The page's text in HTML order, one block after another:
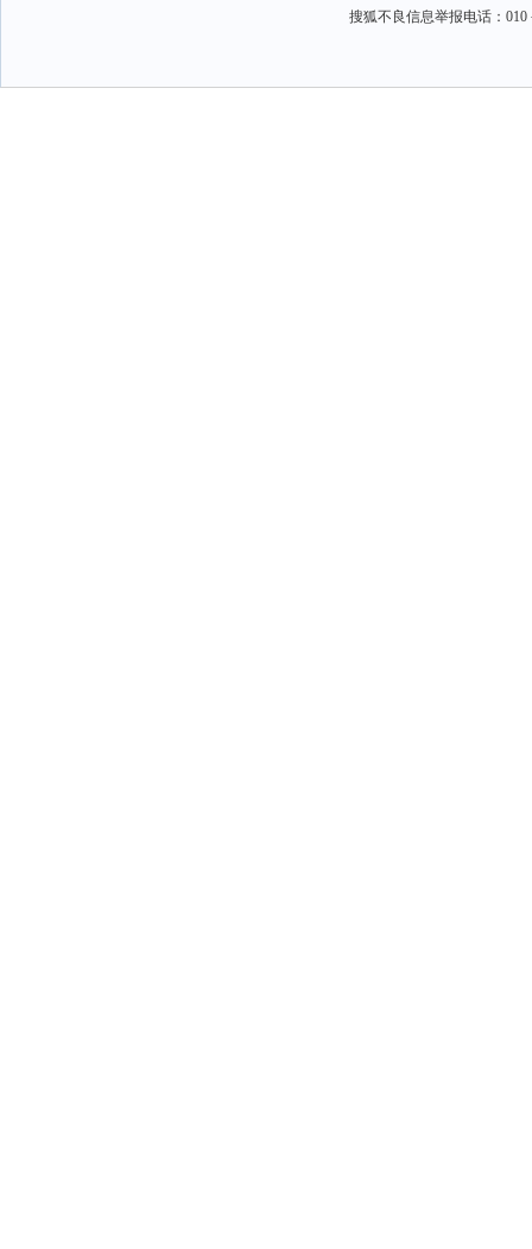
搜狐不良信息举报电话：010